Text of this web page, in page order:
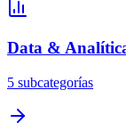
Data &
5 subcategorías